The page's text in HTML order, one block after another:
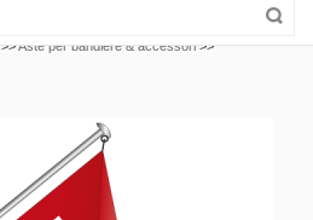
>>Aste per bandiere & accessori >>